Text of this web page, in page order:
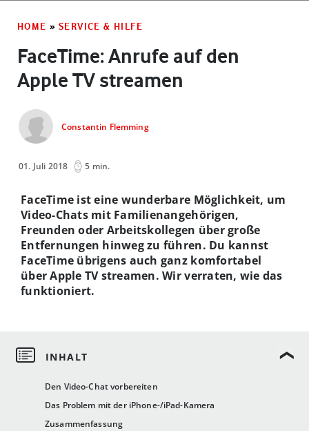
HOME » SERVICE & HILFE
FaceTime: Anrufe auf den
Apple TV streamen
Constantin Flemming
01. Juli 2018 5 min.
Den Video-Chat vorbereiten
Das Problem mit der iPhone-/iPad-Kamera
Zusammenfassung
FaceTime ist eine wunderbare Möglichkeit, um
Video-Chats mit Familienangehörigen,
Freunden oder Arbeitskollegen über große
Entfernungen hinweg zu führen. Du kannst
FaceTime übrigens auch ganz komfortabel
über Apple TV streamen. Wir verraten, wie das
funktioniert.